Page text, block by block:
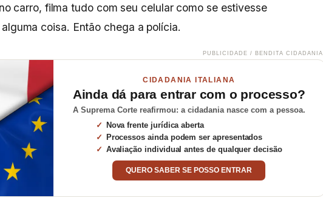
carro, filma tudo com seu celular como se estivesse
coisa. Então chega a polícia.
PUBLICIDADE / BENDITA CIDADANIA
CIDADANIA ITALIANA
Ainda dá para entrar com o processo?
A Suprema Corte reafirmou: a cidadania nasce com a pessoa.
Nova frente jurídica aberta
Processos ainda podem ser apresentados
Avaliação individual antes de qualquer decisão
QUERO SABER SE POSSO ENTRAR